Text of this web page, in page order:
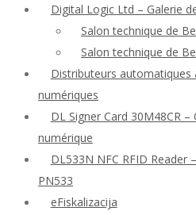
Digital Logic Ltd – Galerie
Salon technique de
Salon technique de
Distributeurs automatiques
numériques
DL Signer Card 30M48CR
numérique
DL533N NFC RFID Reader
PN533
eFiskalizacija